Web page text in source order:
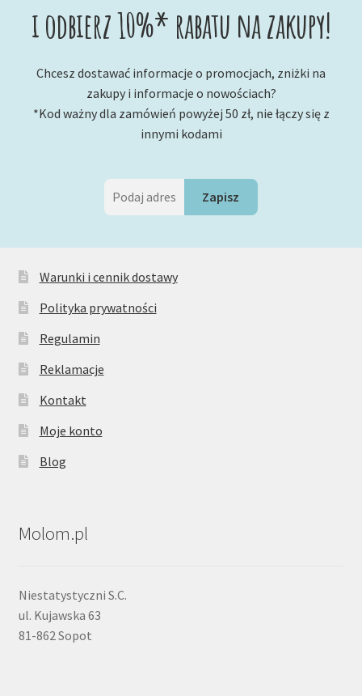
i odbierz 10%* rabatu na zakupy!
Chcesz dostawać informacje o promocjach, zniżki na
zakupy i informacje o nowościach?
*Kod ważny dla zamówień powyżej 50 zł, nie łączy się z
innymi kodami
Warunki i cennik dostawy
Polityka prywatności
Regulamin
Reklamacje
Kontakt
Moje konto
Blog
Molom.pl
Niestatystyczni S.C.
ul. Kujawska 63
81-862 Sopot